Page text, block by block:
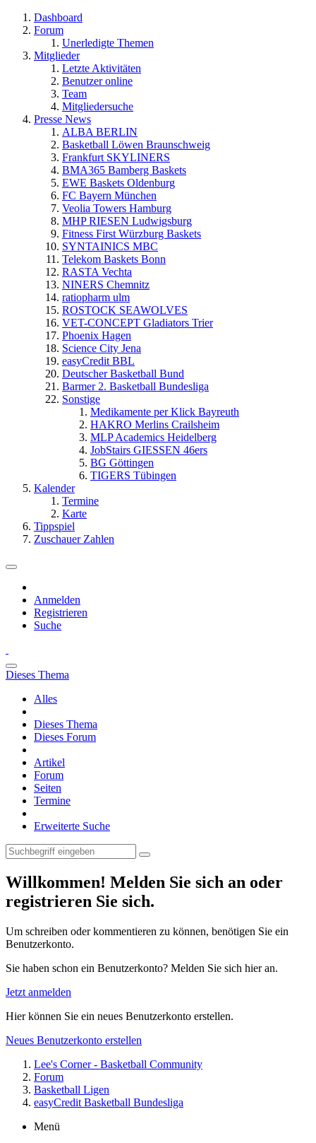
Dashboard
Forum
Unerledigte Themen
Mitglieder
Letzte Aktivitäten
Benutzer online
Team
Mitgliedersuche
Presse News
ALBA BERLIN
Basketball Löwen Braunschweig
Frankfurt SKYLINERS
BMA365 Bamberg Baskets
EWE Baskets Oldenburg
FC Bayern München
Veolia Towers Hamburg
MHP RIESEN Ludwigsburg
Fitness First Würzburg Baskets
SYNTAINICS MBC
Telekom Baskets Bonn
RASTA Vechta
NINERS Chemnitz
ratiopharm ulm
ROSTOCK SEAWOLVES
VET-CONCEPT Gladiators Trier
Phoenix Hagen
Science City Jena
easyCredit BBL
Deutscher Basketball Bund
Barmer 2. Basketball Bundesliga
Sonstige
Medikamente per Klick Bayreuth
HAKRO Merlins Crailsheim
MLP Academics Heidelberg
JobStairs GIESSEN 46ers
BG Göttingen
TIGERS Tübingen
Kalender
Termine
Karte
Tippspiel
Zuschauer Zahlen
Anmelden
Registrieren
Suche
Dieses Thema
Alles
Dieses Thema
Dieses Forum
Artikel
Forum
Seiten
Termine
Erweiterte Suche
Willkommen! Melden Sie sich an oder
registrieren Sie sich.
Um schreiben oder kommentieren zu können, benötigen Sie ein
Benutzerkonto.
Sie haben schon ein Benutzerkonto? Melden Sie sich hier an.
Jetzt anmelden
Hier können Sie ein neues Benutzerkonto erstellen.
Neues Benutzerkonto erstellen
Lee's Corner - Basketball Community
Forum
Basketball Ligen
easyCredit Basketball Bundesliga
Menü